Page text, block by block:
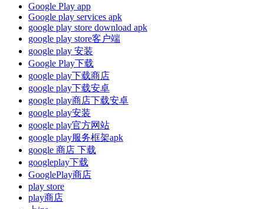
Google Play app
Google play services apk
google play store download apk
google play store客户端
google play 安装
Google Play下载
google play下载商店
google play下载安卓
google play商店下载安卓
google play安装
google play官方网站
google play服务框架apk
google 商店 下载
googleplay下载
GooglePlay商店
play store
play商店